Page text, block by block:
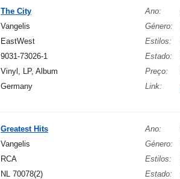
The City Ano:
Vangelis Género:
EastWest Estilos:
9031-73026-1 Estado:
Vinyl, LP, Album Preço:
Germany Link:
Greatest Hits Ano:
Vangelis Género:
RCA Estilos:
NL 70078(2) Estado: